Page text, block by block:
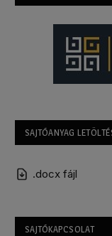
SAJTÓANYAG
.docx fájl
SAJTÓKAPCSOLAT